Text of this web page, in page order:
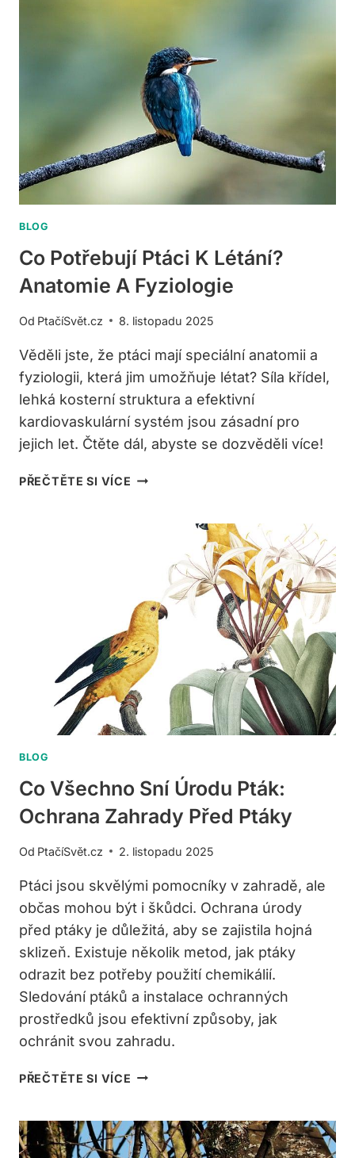
BUDKU:
IDEÁLNÍ
VZDÁLENOST
UMÍSTĚNÍ
BLOG
Co Potřebují Ptáci K Létání?
Anatomie A Fyziologie
Od PtačíSvět.cz 8. listopadu 2025
Věděli jste, že ptáci mají speciální anatomii a
fyziologii, která jim umožňuje létat? Síla křídel,
lehká kosterní struktura a efektivní
kardiovaskulární systém jsou zásadní pro
jejich let. Čtěte dál, abyste se dozvěděli více!
PŘEČTĚTE SI VÍCE CO
ANATOMIE
FYZIOLOGIE
BLOG
Co Všechno Sní Úrodu Pták:
Ochrana Zahrady Před Ptáky
Od PtačíSvět.cz 2. listopadu 2025
Ptáci jsou skvělými pomocníky v zahradě, ale
občas mohou být i škůdci. Ochrana úrody
před ptáky je důležitá, aby se zajistila hojná
sklizeň. Existuje několik metod, jak ptáky
odrazit bez potřeby použití chemikálií.
Sledování ptáků a instalace ochranných
prostředků jsou efektivní způsoby, jak
ochránit svou zahradu.
PŘEČTĚTE SI VÍCE CO
ÚRODU
PTÁK: